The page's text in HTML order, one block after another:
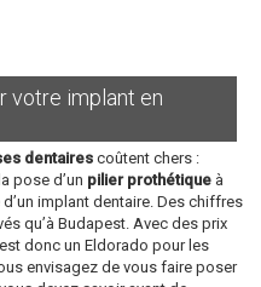
votre implant en
dentaires coûtent chers :
pose d’un pilier prothétique à
implant dentaire. Des chiffres
qu’à Budapest. Avec des prix
donc un Eldorado pour les
envisagez de vous faire poser